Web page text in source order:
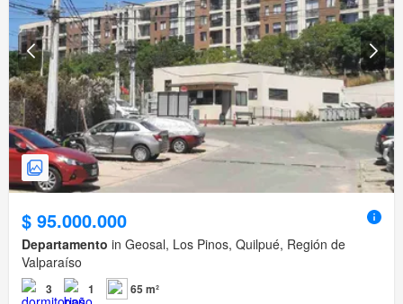
$ 95.000.000
Departamento in Geosal, Los Pinos, Quilpué, Región de
Valparaíso
3 1 65 m²